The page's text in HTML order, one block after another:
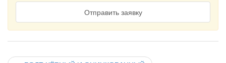
Отправить заявку